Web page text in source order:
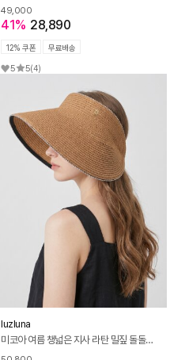
49,000
41% 28,890
12% 쿠폰 무료배송
5 5(4)
luzluna
미코아 여름 챙넓은 지사 라탄 밀짚 돌돌이 밴딩 썬캡 모자